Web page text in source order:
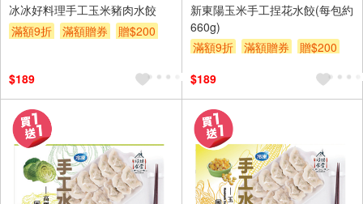
冰冰好料理手工玉米豬肉水餃
滿額9折
滿額贈券 贈$200
$189
新東陽玉米手工捏花水餃(每包約
660g)
滿額9折
滿額贈券
贈$200
$189